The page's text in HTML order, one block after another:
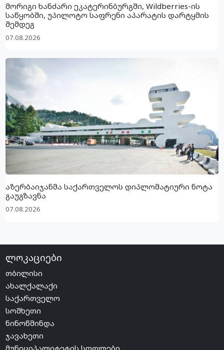
მორიგი ხანძარი ეკატერინბურგში, Wildberries-ის
საწყობში, უპილოტო საფრენი აპარატის დარტყმის
შემდეგ
07.08.2026
აზერბაიჯანმა საქართველოს დიპლომატიური ნოტა
გაუგზავნა
07.08.2026
ლოკაციები
თბილისი
ახალქალაქი
საქართველო
სომხეთი
ნინოწმინდა
ჯავახეთი
მუნიციპალიტეტის სოფლები